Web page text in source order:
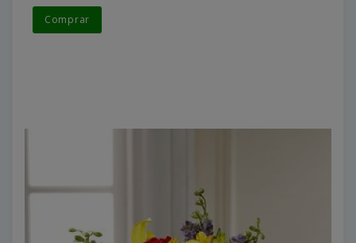
Comprar